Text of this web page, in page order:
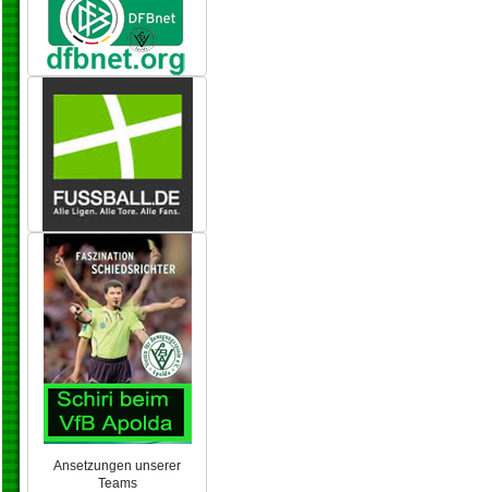
Ansetzungen unserer
Teams